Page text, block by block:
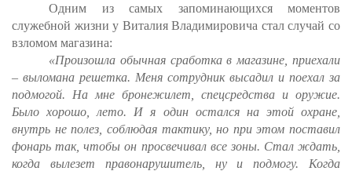
Одним из самых запоминающихся моментов
служебной жизни у Виталия Владимировича стал случай со
взломом магазина:
«Произошла обычная сработка в магазине, приехали
– выломана решетка. Меня сотрудник высадил и поехал за
подмогой. На мне бронежилет, спецсредства и оружие.
Было хорошо, лето. И я один остался на этой охране,
внутрь не полез, соблюдая тактику, но при этом поставил
фонарь так, чтобы он просвечивал все зоны. Стал ждать,
когда вылезет правонарушитель, ну и подмогу. Когда